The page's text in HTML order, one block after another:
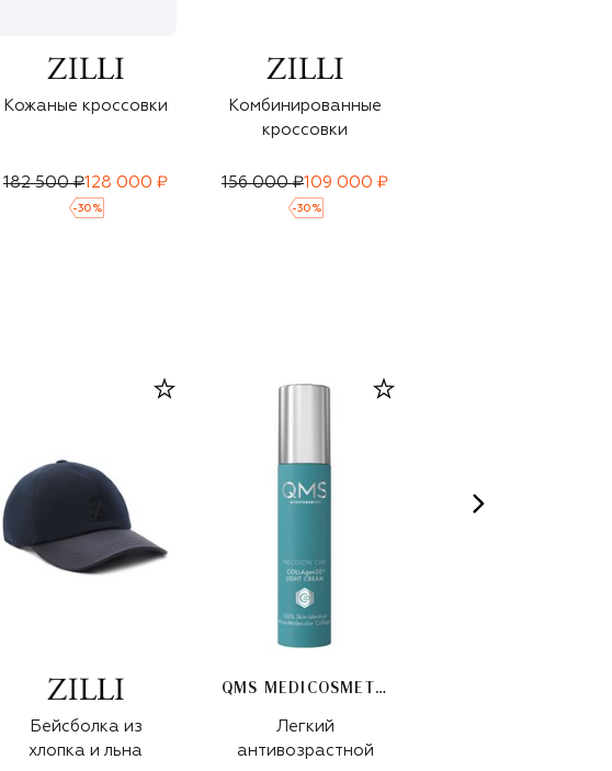
Кожаные кроссовки
182 500 ₽128 000 ₽
-30 %
Комбинированные
кроссовки
156 000 ₽109 000 ₽
-30 %
Бейсболка из
хлопка и льна
QMS MEDICOSMETICS
Легкий
антивозрастной